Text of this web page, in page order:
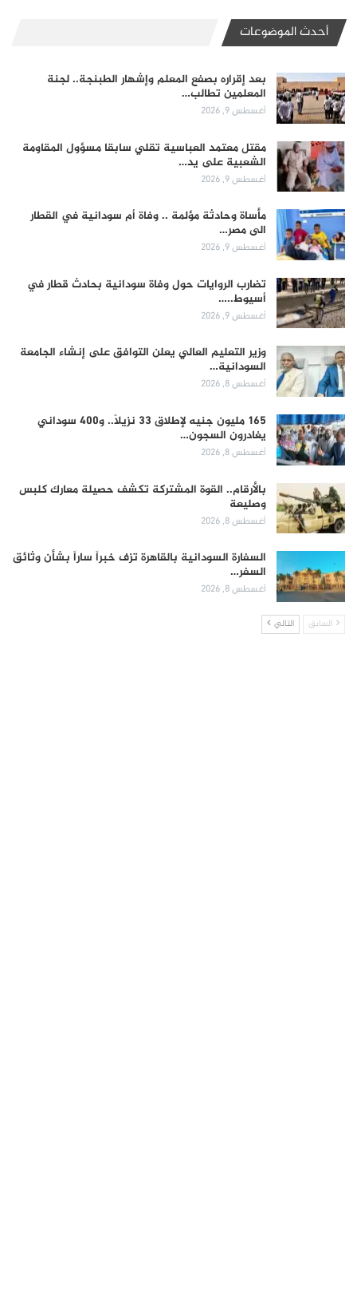
أحدث الموضوعات
بعد إقراره بصفع المعلم وإشهار الطبنجة.. لجنة
المعلمين تطالب…
أغسطس 9, 2026
مقتل معتمد العباسية تقلي سابقا مسؤول المقاومة
الشعبية على يد…
أغسطس 9, 2026
مأساة وحادثة مؤلمة .. وفاة أم سودانية في القطار
الى مصر…
أغسطس 9, 2026
تضارب الروايات حول وفاة سودانية بحادث قطار في
أسيوط..…
أغسطس 9, 2026
وزير التعليم العالي يعلن التوافق على إنشاء الجامعة
السودانية…
أغسطس 8, 2026
165 مليون جنيه لإطلاق 33 نزيلاً.. و400 سوداني
يغادرون السجون…
أغسطس 8, 2026
بالأرقام.. القوة المشتركة تكشف حصيلة معارك كلبس
وصليعة
أغسطس 8, 2026
السفارة السودانية بالقاهرة تزف خبراً ساراً بشأن وثائق
السفر…
أغسطس 8, 2026
السابق التالي